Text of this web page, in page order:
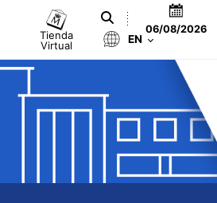
Tienda
Virtual
06/08/2026
EN